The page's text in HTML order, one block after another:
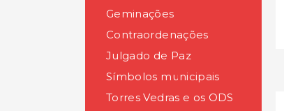
Geminações
Contraordenações
Julgado de Paz
Símbolos municipais
Torres Vedras e os ODS